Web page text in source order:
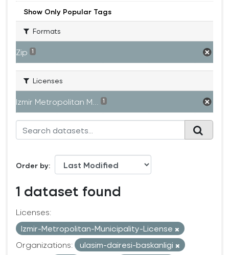
Show Only Popular Tags
Formats
Zip 1
Licenses
Izmir Metropolitan M... 1
Order by
1 dataset found
Licenses:
Izmir-Metropolitan-Municipality-License
Organizations:
ulasim-dairesi-baskanligi